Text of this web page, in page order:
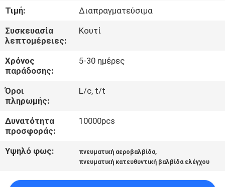
ΕΛΆΤΕ
ΣΕ
ΕΠΑΦΉ
ΜΕ
ΕΙΔΉΣΕΙΣ
ΖΗΤΉΣΤΕ
ΈΝΑ
ΑΠΌΣΠΑΣΜΑ
Τιμή:
Διαπραγματεύσιμα
Συσκευασία
λεπτομέρειες:
Κουτί
Χρόνος
παράδοσης:
5-30 ημέρες
Όροι
πληρωμής:
L/c, t/t
Δυνατότητα
προσφοράς:
10000pcs
Υψηλό φως: πνευματική αεροβαλβίδα,
πνευματική κατευθυντική βαλβίδα ελέγχου